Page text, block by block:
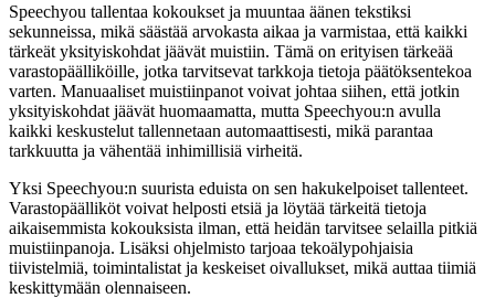
Speechyou tallentaa kokoukset ja muuntaa äänen tekstiksi
sekunneissa, mikä säästää arvokasta aikaa ja varmistaa, että kaikki
tärkeät yksityiskohdat jäävät muistiin. Tämä on erityisen tärkeää
varastopäälliköille, jotka tarvitsevat tarkkoja tietoja päätöksentekoa
varten. Manuaaliset muistiinpanot voivat johtaa siihen, että jotkin
yksityiskohdat jäävät huomaamatta, mutta Speechyou:n avulla
kaikki keskustelut tallennetaan automaattisesti, mikä parantaa
tarkkuutta ja vähentää inhimillisiä virheitä.
Yksi Speechyou:n suurista eduista on sen hakukelpoiset tallenteet.
Varastopäälliköt voivat helposti etsiä ja löytää tärkeitä tietoja
aikaisemmista kokouksista ilman, että heidän tarvitsee selailla pitkiä
muistiinpanoja. Lisäksi ohjelmisto tarjoaa tekoälypohjaisia
tiivistelmiä, toimintalistat ja keskeiset oivallukset, mikä auttaa tiimiä
keskittymään olennaiseen.